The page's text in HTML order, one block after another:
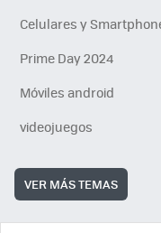
Celulares y
Prime Day 2024
Móviles android
videojuegos
VER MÁS TEMAS